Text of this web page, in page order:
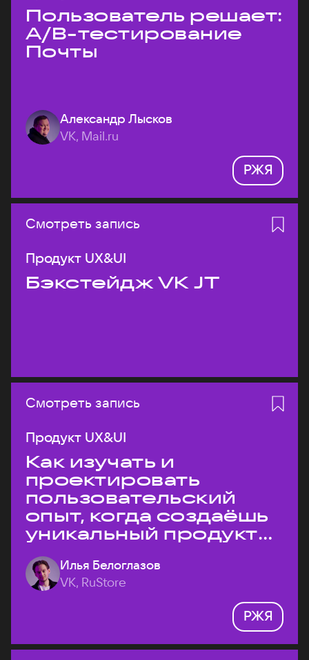
Пользователь решает:
A/B-тестирование
Почты
Александр Лысков
VK, Mail.ru
РЖЯ
Смотреть запись
Продукт UX&UI
Бэкстейдж VK JT
Смотреть запись
Продукт UX&UI
Как изучать и
проектировать
пользовательский
опыт, когда создаёшь
уникальный продукт
на рынке?
Илья Белоглазов
VK, RuStore
РЖЯ